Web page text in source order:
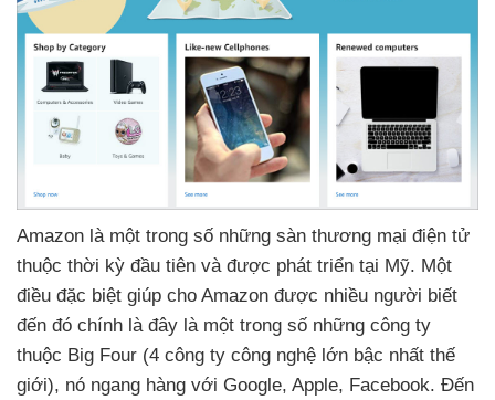
Amazon là một trong số những sàn thương mại điện tử
thuộc thời kỳ đầu tiên và được phát triển tại Mỹ. Một
điều đặc biệt giúp cho Amazon được nhiều người biết
đến đó chính là đây là một trong số những công ty
thuộc Big Four (4 công ty công nghệ lớn bậc nhất thế
giới), nó ngang hàng với Google, Apple, Facebook. Đến